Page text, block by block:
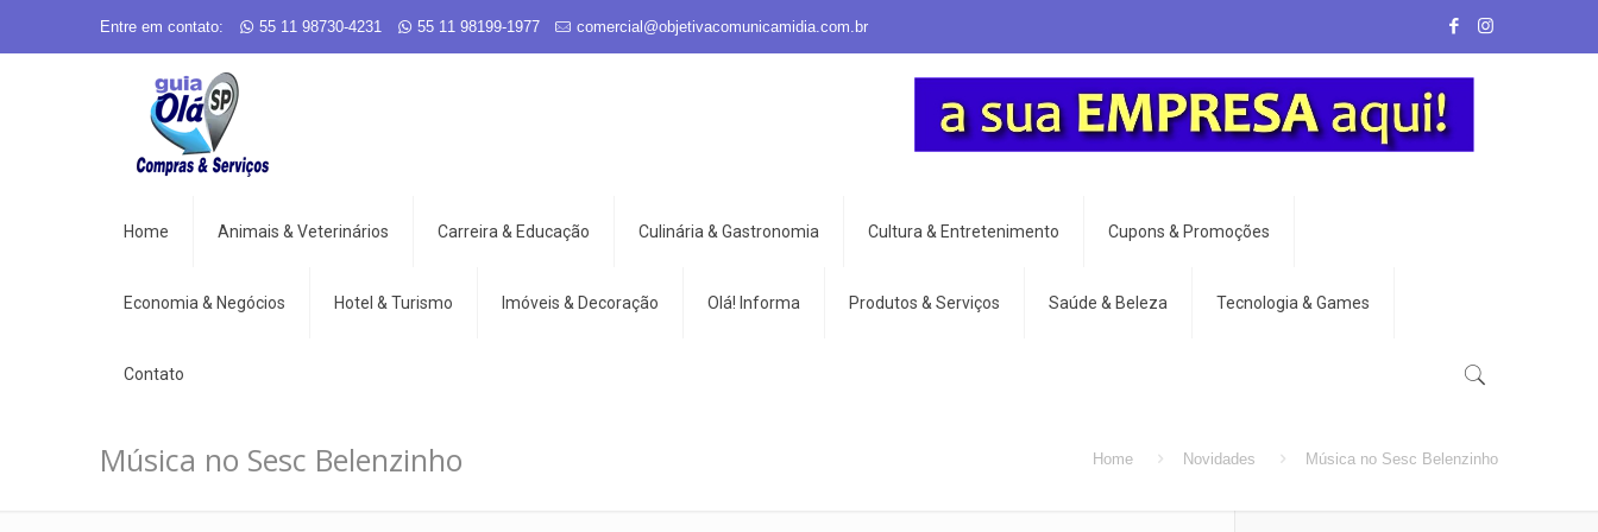
Entre em contato: 55 11 98730-4231 55 11 98199-1977 comercial@objetivacomunicamidia.com.br
Home Animais & Veterinários Carreira & Educação Culinária & Gastronomia Cultura & Entretenimento Cupons & Promoções
Economia & Negócios Hotel & Turismo Imóveis & Decoração Olá! Informa Produtos & Serviços Saúde & Beleza Tecnologia & Games
Contato
Música no Sesc Belenzinho Home Novidades Música no Sesc Belenzinho